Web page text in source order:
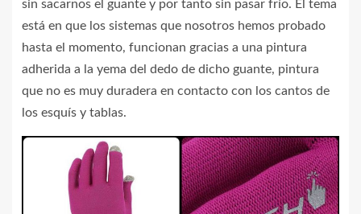
sin sacarnos el guante y por tanto sin pasar frío. El tema
está en que los sistemas que nosotros hemos probado
hasta el momento, funcionan gracias a una pintura
adherida a la yema del dedo de dicho guante, pintura
que no es muy duradera en contacto con los cantos de
los esquís y tablas.